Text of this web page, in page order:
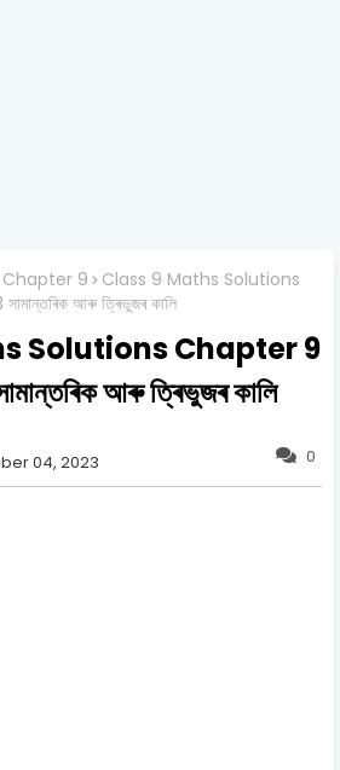
9
Class 9 Maths Solutions
আৰু ত্ৰিভুজৰ কালি
Solutions Chapter 9
আৰু ত্ৰিভুজৰ কালি
0
04, 2023